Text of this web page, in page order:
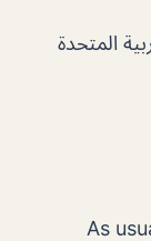
المتحدة
As